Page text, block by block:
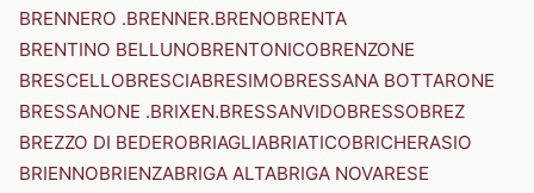
BRENNERO .BRENNER.BRENOBRENTA
BRENTINO BELLUNOBRENTONICOBRENZONE
BRESCELLOBRESCIABRESIMOBRESSANA BOTTARONE
BRESSANONE .BRIXEN.BRESSANVIDOBRESSOBREZ
BREZZO DI BEDEROBRIAGLIABRIATICOBRICHERASIO
BRIENNOBRIENZABRIGA ALTABRIGA NOVARESE